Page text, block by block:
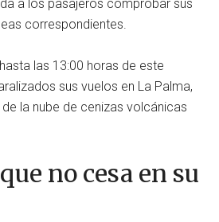
a los pasajeros comprobar sus
correspondientes.
las 13:00 horas de este
sus vuelos en La Palma,
la nube de cenizas volcánicas
no cesa en su